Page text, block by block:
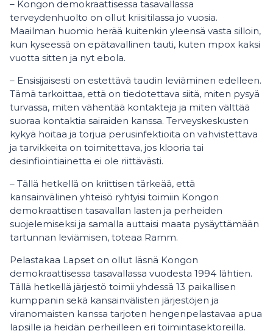
– Kongon demokraattisessa tasavallassa
terveydenhuolto on ollut kriisitilassa jo vuosia.
Maailman huomio herää kuitenkin yleensä vasta silloin,
kun kyseessä on epätavallinen tauti, kuten mpox kaksi
vuotta sitten ja nyt ebola.
– Ensisijaisesti on estettävä taudin leviäminen edelleen.
Tämä tarkoittaa, että on tiedotettava siitä, miten pysyä
turvassa, miten vähentää kontakteja ja miten välttää
suoraa kontaktia sairaiden kanssa. Terveyskeskusten
kykyä hoitaa ja torjua perusinfektioita on vahvistettava
ja tarvikkeita on toimitettava, jos klooria tai
desinfiointiainetta ei ole riittävästi.
– Tällä hetkellä on kriittisen tärkeää, että
kansainvälinen yhteisö ryhtyisi toimiin Kongon
demokraattisen tasavallan lasten ja perheiden
suojelemiseksi ja samalla auttaisi maata pysäyttämään
tartunnan leviämisen, toteaa Ramm.
Pelastakaa Lapset on ollut läsnä Kongon
demokraattisessa tasavallassa vuodesta 1994 lähtien.
Tällä hetkellä järjestö toimii yhdessä 13 paikallisen
kumppanin sekä kansainvälisten järjestöjen ja
viranomaisten kanssa tarjoten hengenpelastavaa apua
lapsille ja heidän perheilleen eri toimintasektoreilla.